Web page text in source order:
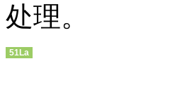
处理。
51La